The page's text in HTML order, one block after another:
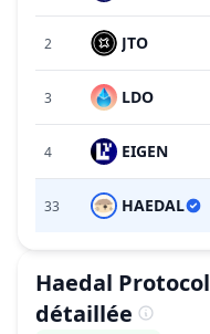
2 JTO
3 LDO
4 EIGEN
33 HAEDAL
Haedal Protocol
détaillée